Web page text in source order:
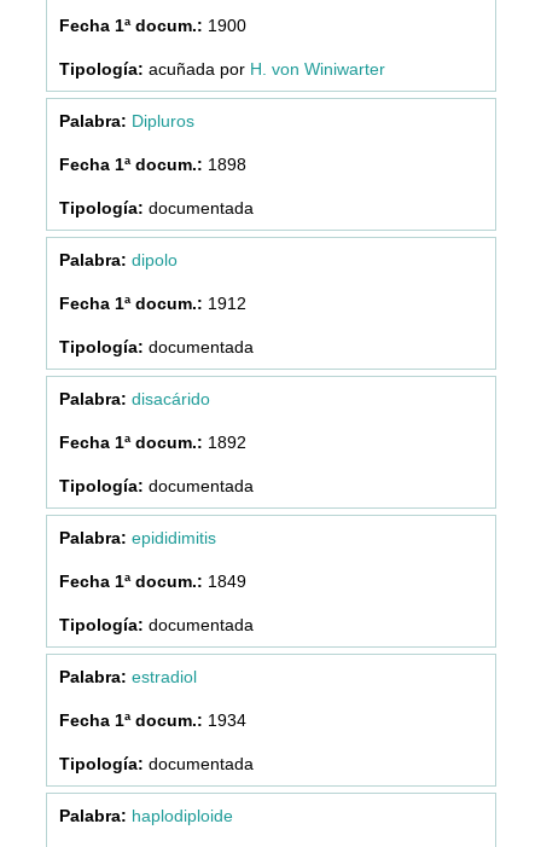
1900
acuñada por H. von Winiwarter
Dipluros
1898
documentada
dipolo
1912
documentada
disacárido
1892
documentada
epididimitis
1849
documentada
estradiol
1934
documentada
haplodiploide